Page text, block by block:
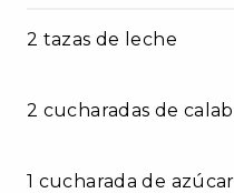
2 tazas de leche
2 cucharadas de
1 cucharada de azúcar